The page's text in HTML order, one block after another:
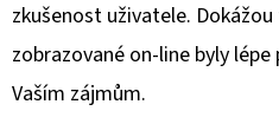
zkušenost uživatele.
zobrazované on-line byly
Vaším zájmům.